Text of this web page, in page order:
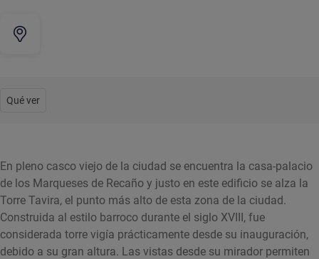
Qué ver
En pleno casco viejo de la ciudad se encuentra la casa-palacio
de los Marqueses de Recaño y justo en este edificio se alza la
Torre Tavira, el punto más alto de esta zona de la ciudad.
Construida al estilo barroco durante el siglo XVIII, fue
considerada torre vigía prácticamente desde su inauguración,
debido a su gran altura. Las vistas desde su mirador permiten